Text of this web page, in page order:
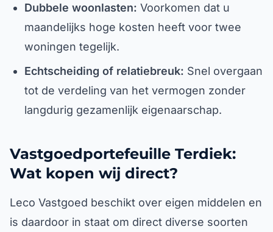
Dubbele woonlasten: Voorkomen dat u
maandelijks hoge kosten heeft voor twee
woningen tegelijk.
Echtscheiding of relatiebreuk: Snel overgaan
tot de verdeling van het vermogen zonder
langdurig gezamenlijk eigenaarschap.
Vastgoedportefeuille Terdiek:
Wat kopen wij direct?
Leco Vastgoed beschikt over eigen middelen en
is daardoor in staat om direct diverse soorten